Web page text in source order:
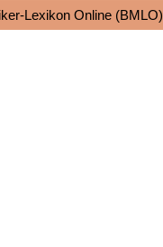
Lexikon Online (BMLO)